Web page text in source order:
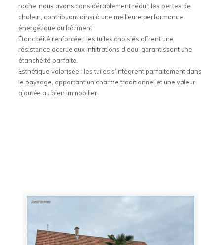
roche, nous avons considérablement réduit les pertes de
chaleur, contribuant ainsi à une meilleure performance
énergétique du bâtiment.
Étanchéité renforcée : les tuiles choisies offrent une
résistance accrue aux infiltrations d’eau, garantissant une
étanchéité parfaite.
Esthétique valorisée : les tuiles s’intègrent parfaitement dans
le paysage, apportant un charme traditionnel et une valeur
ajoutée au bien immobilier.